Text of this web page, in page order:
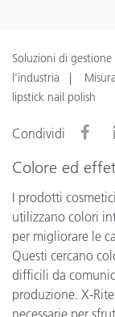
Soluzioni di
l’industria
lipstick nail polish
Condividi
Colore ed
I prodotti
utilizzano colori
per migliorare le
Questi cercano
difficili da
produzione. X-
necessarie per